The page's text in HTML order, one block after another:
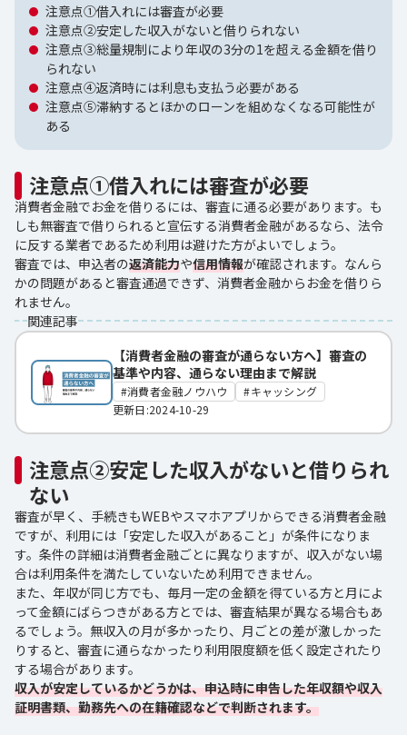
注意点①借入れには審査が必要
注意点②安定した収入がないと借りられない
注意点③総量規制により年収の3分の1を超える金額を借り
られない
注意点④返済時には利息も支払う必要がある
注意点⑤滞納するとほかのローンを組めなくなる可能性が
ある
注意点①借入れには審査が必要
消費者金融でお金を借りるには、審査に通る必要があります。も
しも無審査で借りられると宣伝する消費者金融があるなら、法令
に反する業者であるため利用は避けた方がよいでしょう。
審査では、申込者の返済能力や信用情報が確認されます。なんら
かの問題があると審査通過できず、消費者金融からお金を借りら
れません。
関連記事
【消費者金融の審査が通らない方へ】審査の
基準や内容、通らない理由まで解説
消費者金融ノウハウ
キャッシング
更新日:2024-10-29
注意点②安定した収入がないと借りられ
ない
審査が早く、手続きもWEBやスマホアプリからできる消費者金融
ですが、利用には「安定した収入があること」が条件になりま
す。条件の詳細は消費者金融ごとに異なりますが、収入がない場
合は利用条件を満たしていないため利用できません。
また、年収が同じ方でも、毎月一定の金額を得ている方と月によ
って金額にばらつきがある方とでは、審査結果が異なる場合もあ
るでしょう。無収入の月が多かったり、月ごとの差が激しかった
りすると、審査に通らなかったり利用限度額を低く設定されたり
する場合があります。
収入が安定しているかどうかは、申込時に申告した年収額や収入
証明書類、勤務先への在籍確認などで判断されます。